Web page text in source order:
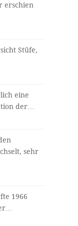
erschien
Stüfe,
eine
der…
sehr
1966